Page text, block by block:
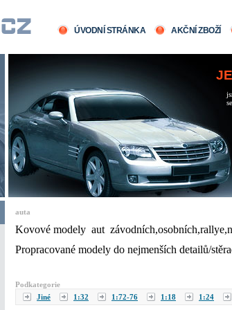
ÚVODNÍ STRÁNKA AKČNÍ ZBOŽÍ
auta
Kovové modely aut
Propracované modely do nejmenších detailů/
Podkategorie
Jiné
1:32 1:72-76 1:18 1:24